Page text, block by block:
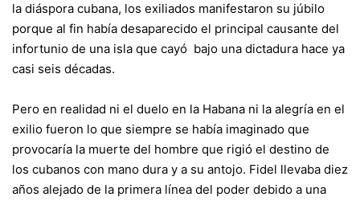
la diáspora cubana, los exiliados manifestaron su júbilo
porque al fin había desaparecido el principal causante del
infortunio de una isla que cayó bajo una dictadura hace ya
casi seis décadas.
Pero en realidad ni el duelo en la Habana ni la alegría en el
exilio fueron lo que siempre se había imaginado que
provocaría la muerte del hombre que rigió el destino de
los cubanos con mano dura y a su antojo. Fidel llevaba diez
años alejado de la primera línea del poder debido a una